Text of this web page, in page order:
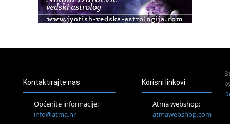
Access BARS®, otpusti stres
Pjesma srca / Zagreb
Tečaj Višeg Vodstva, razvijanja intuicije i Akaša zapisa
Kontaktirajte nas
Općenite informacije:
info@atma.hr
Korisni linkovi
Atma webshop:
atmawebshop.com